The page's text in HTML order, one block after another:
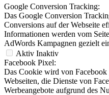
Google Conversion Tracking:
Das Google Conversion
Conversions auf der Webseite
Informationen werden vom
AdWords Kampagnen gezielt
Aktiv Inaktiv
Facebook Pixel:
Das Cookie wird von
Webseiten, die Dienste von
Werbeangebote aufgrund des